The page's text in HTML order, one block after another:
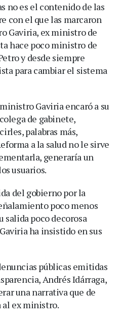
no es el contenido de las
con el que las marcaron
Gaviria, ex ministro de
hace poco ministro de
y desde siempre
para cambiar el sistema
Gaviria encaró a su
de gabinete,
palabras más,
a la salud no le sirve
generaría un
usuarios.
del gobierno por la
poco menos
salida poco decorosa
ha insistido en sus
públicas emitidas
Andrés Idárraga,
una narrativa que de
ex ministro.